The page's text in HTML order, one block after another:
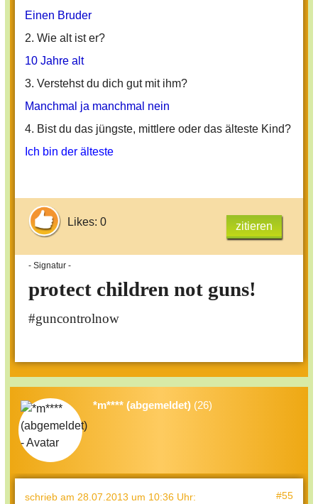
Einen Bruder
2. Wie alt ist er?
10 Jahre alt
3. Verstehst du dich gut mit ihm?
Manchmal ja manchmal nein
4. Bist du das jüngste, mittlere oder das älteste Kind?
Ich bin der älteste
Likes: 0 zitieren
- Signatur -
protect children not guns!
#guncontrolnow
*m**** (abgemeldet) (26)
schrieb am 28.07.2013 um 10:36 Uhr: #55